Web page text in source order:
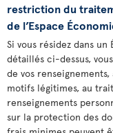
restriction du
de l’Espace
Si vous résidez dans
détaillés ci-dessus,
de vos
motifs légitimes, au
renseignements
sur la protection des